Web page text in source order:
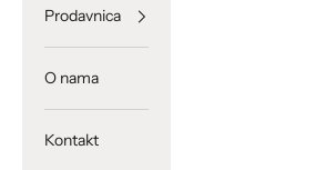
Prodavnica
O nama
Kontakt